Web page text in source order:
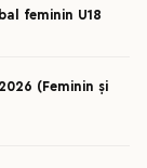
feminin U18
(Feminin și